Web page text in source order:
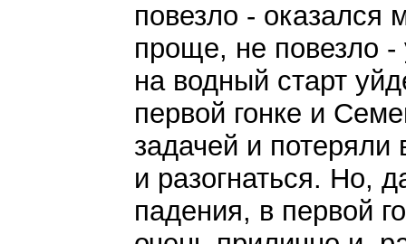
повезло - оказался
проще, не повезло -
на водный старт
первой гонке и
задачей и
и разогнаться. Но,
падения, в первой